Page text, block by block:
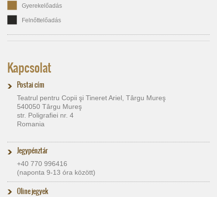
Gyerekelőadás
Felnőttelőadás
Kapcsolat
Postai cím
Teatrul pentru Copii şi Tineret Ariel, Târgu Mureş
540050 Târgu Mureş
str. Poligrafiei nr. 4
Romania
Jegypénztár
+40 770 996416
(naponta 9-13 óra között)
Oline jegyek